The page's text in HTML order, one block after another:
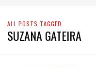
ALL POSTS TAGGED
SUZANA GATEIRA